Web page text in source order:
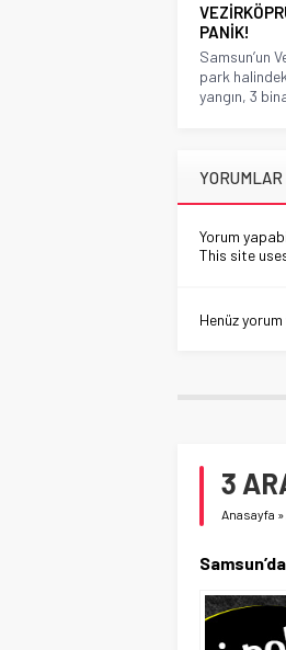
PANİK!
Samsun’un
park
yangın, 3
YORUMLAR
Yorum
This site
Henüz
3
Anasayfa »